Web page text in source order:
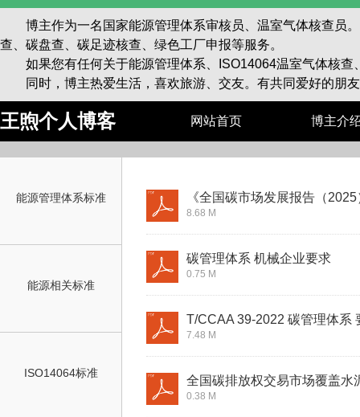
博主作为一名国家能源管理体系审核员、温室气体核查员。
查、碳盘查、碳足迹核查、绿色工厂申报等服务。
如果您有任何关于能源管理体系、ISO14064温室气体核查
同时，博主热爱生活，喜欢旅游、交友。有共同爱好的朋
王煦个人博客 网站首页 博主介
能源管理体系标准
能源相关标准
ISO14064标准
《全国碳市场发展报告（
8.68 M
碳管理体系 机械企业要求
0.75 M
T/CCAA 39-2022 碳管理体系
7.48 M
全国碳排放权交易市场覆盖水
0.38 M